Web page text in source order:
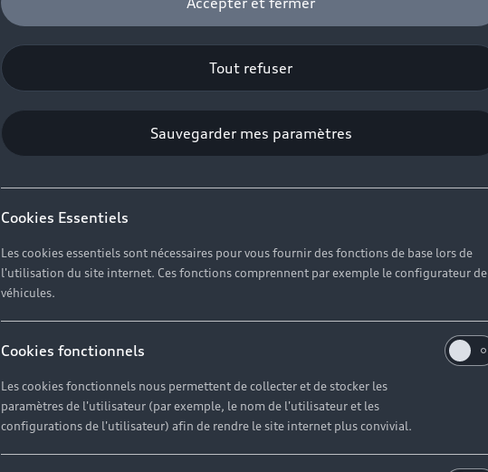
Tout refuser
Sauvegarder mes paramètres
Cookies Essentiels
Les cookies essentiels sont nécessaires pour vous fournir des fonctions de base lors de
l'utilisation du site internet. Ces fonctions comprennent par exemple le configurateur de
véhicules.
Cookies fonctionnels
Les cookies fonctionnels nous permettent de collecter et de stocker les
paramètres de l'utilisateur (par exemple, le nom de l'utilisateur et les
configurations de l'utilisateur) afin de rendre le site internet plus convivial.